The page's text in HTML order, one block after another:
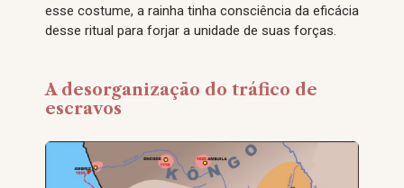
esse costume, a rainha tinha consciência da eficácia
desse ritual para forjar a unidade de suas forças.
A desorganização do tráfico de
escravos